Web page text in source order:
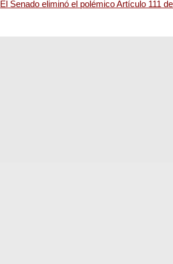
El Senado eliminó el polémico Artículo 111